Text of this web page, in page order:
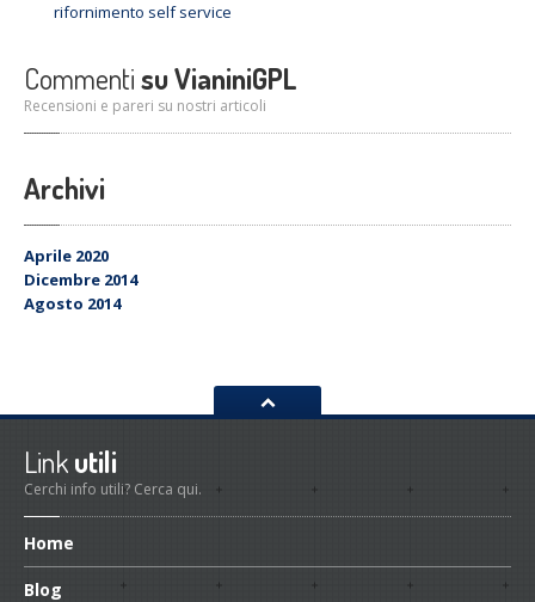
rifornimento self service
Commentisu VianiniGPL
Recensioni e pareri su nostri articoli
Archivi
Aprile 2020
Dicembre 2014
Agosto 2014
Linkutili
Cerchi info utili? Cerca qui.
Home
Blog